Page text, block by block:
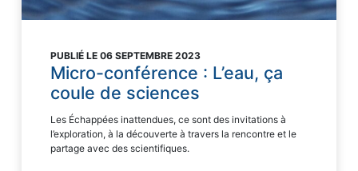
PUBLIÉ LE 06 SEPTEMBRE 2023
Micro-conférence : L’eau, ça
coule de sciences
Les Échappées inattendues, ce sont des invitations à
l’exploration, à la découverte à travers la rencontre et le
partage avec des scientifiques.